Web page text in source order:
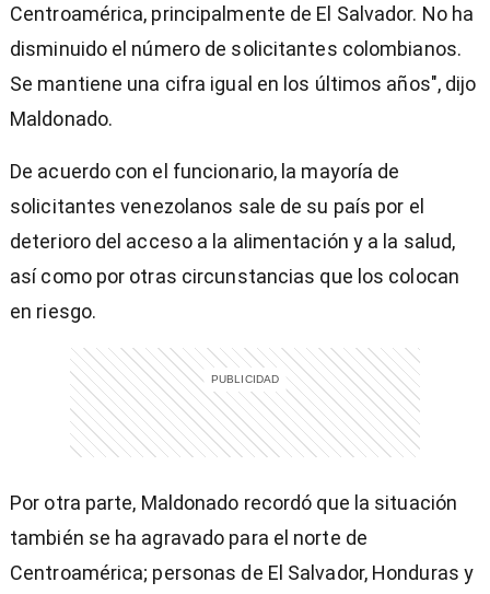
Centroamérica, principalmente de El Salvador. No ha
disminuido el número de solicitantes colombianos.
Se mantiene una cifra igual en los últimos años", dijo
Maldonado.
De acuerdo con el funcionario, la mayoría de
solicitantes venezolanos sale de su país por el
deterioro del acceso a la alimentación y a la salud,
así como por otras circunstancias que los colocan
en riesgo.
Por otra parte, Maldonado recordó que la situación
también se ha agravado para el norte de
Centroamérica; personas de El Salvador, Honduras y